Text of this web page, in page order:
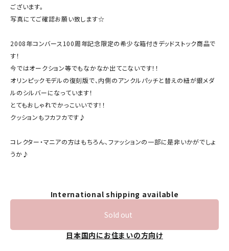
ございます。
写真にてご確認お願い致します☆
2008年コンバース100周年記念限定の希少な箱付きデッドストック商品で
す！
今ではオークション等でもなかなか出てこないです！！
オリンピックモデルの復刻版で、内側のアンクルパッチと替えの紐が銀メダ
ルのシルバーになっています！
とてもおしゃれでかっこいいです！！
クッションもフカフカです♪
コレクター・マニアの方はもちろん、ファッションの一部に是非いかがでしょ
うか♪
International shipping available
Sold out
日本国内にお住まいの方向け